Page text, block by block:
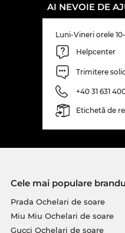
AI NEVOIE DE
Luni-Vineri orele
Helpcenter
Trimitere
+40 31 631
Etichetă de
Cele mai populare
Prada Ochelari de soare
Miu Miu Ochelari de soare
Gucci Ochelari de soare